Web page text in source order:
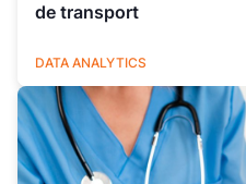
de transport
LOGISTIQUE
DATA ANALYTICS